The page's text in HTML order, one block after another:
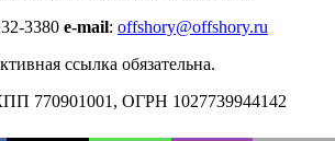
3380 e-mail: offshory@offshory.ru
ссылка обязательна.
770901001, ОГРН 1027739944142